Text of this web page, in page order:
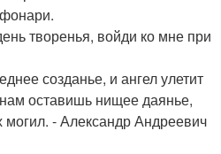
творенья, войди ко мне при
созданье, и ангел улетит
оставишь нищее даянье,
могил. - Александр Андреевич